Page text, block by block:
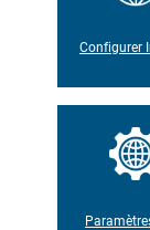
Configurer